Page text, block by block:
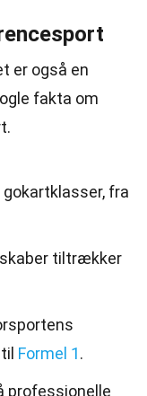
er også en
fakta om
fra
tiltrækker
Formel 1.
professionelle